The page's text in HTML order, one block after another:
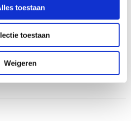
toestaan
toestaan
Weigeren
informatie.